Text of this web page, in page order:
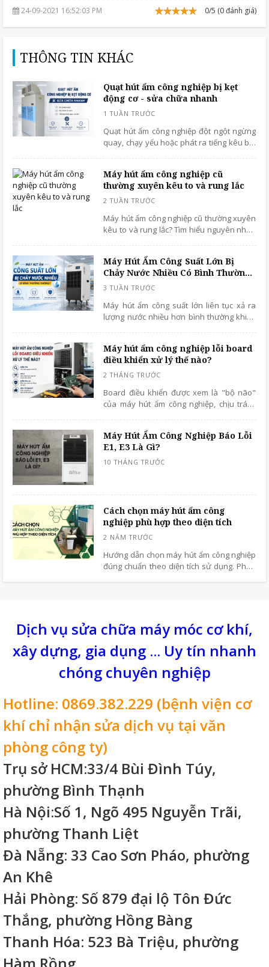
24-09-2021 16:52:03 PM 0/5 (0 đánh giá)
THÔNG TIN KHÁC
Quạt hút ẩm công nghiệp bị kẹt
động cơ - sửa chữa nhanh
Quạt hút ẩm công nghiệp đột ngột ngừng
quay, chạy yếu hoặc phát ra tiếng kêu bất
nhưng có thể làm giảm hiệu quả hút ẩm,
khiến thiết bị quá tải và dẫn đến hư hỏng
nghiêm trọng hơn
Máy hút ẩm công nghiệp cũ
thường xuyên kêu to và rung lắc
Máy hút ẩm công nghiệp cũ thường xuyên
kêu to và rung lắc? Tìm hiểu nguyên nhân
hành êm ái, bền bỉ, tiết kiệm chi phí sửa
chữa.
Máy Hút Ẩm Công Suất Lớn Bị
Chảy Nước Nhiều Có Bình Thường
Không?
Máy hút ẩm công suất lớn liên tục xả ra
lượng nước nhiều hơn bình thường khiến
có thể là dấu hiệu máy đang hoạt động
hiệu quả, nhưng cũng có trường hợp liên
quan đến điều kiện môi trường hoặc lỗi kỹ
Máy hút ẩm công nghiệp lỗi board
điều khiển xử lý thế nào?
Board điều khiển được xem là "bộ não"
của máy hút ẩm công nghiệp, chịu trách
phận này gặp sự cố, máy có thể xuất hiện
nhiều dấu hiệu bất thường như không
khởi động được, hiển thị lỗi, hoạt động
Máy Hút Ẩm Công Nghiệp Báo Lỗi
E1, E3 Là Gì?
Cách chọn máy hút ẩm công
nghiệp phù hợp theo diện tích
Hướng dẫn chọn máy hút ẩm công nghiệp
đúng chuẩn theo diện tích sử dụng. Phân
Dịch vụ sửa chữa máy móc cơ khí,
xây dựng, gia dụng ... Uy tín nhanh
chóng chuyên nghiệp
Hotline: 0869.382.229 (bệnh viện cơ
khí chỉ nhận sửa dịch vụ tại văn
phòng công ty)
Trụ sở HCM:33/4 Bùi Đình Túy,
phường Bình Thạnh
Hà Nội:Số 1, Ngõ 495 Nguyễn Trãi,
phường Thanh Liệt
Đà Nẵng: 33 Cao Sơn Pháo, phường
An Khê
Hải Phòng: Số 879 đại lộ Tôn Đức
Thắng, phường Hồng Bàng
Thanh Hóa: 523 Bà Triệu, phường
Hàm Rồng